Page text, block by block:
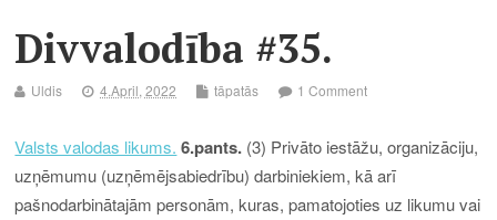
Divvalodība #35.
Uldis 4.April, 2022 tāpatās 1 Comment
Valsts valodas likums. 6.pants. (3) Privāto iestāžu, organizāciju,
uzņēmumu (uzņēmējsabiedrību) darbiniekiem, kā arī
pašnodarbinātajām personām, kuras, pamatojoties uz likumu vai